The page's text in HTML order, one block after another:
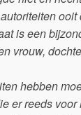
is een
vrouw,
hebben
er reeds